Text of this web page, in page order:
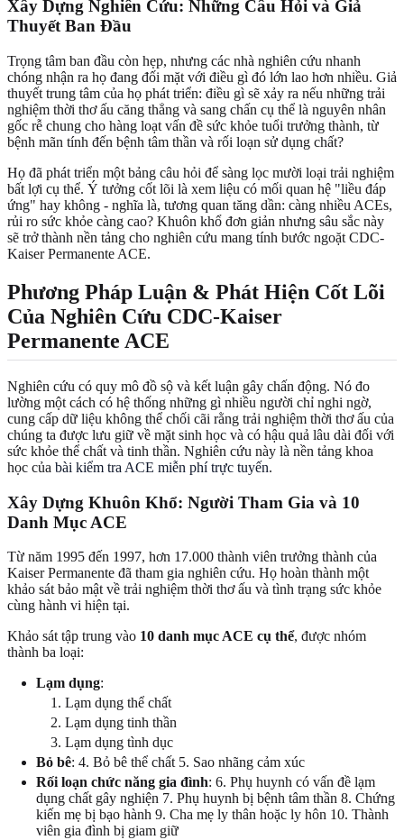
Xây Dựng Nghiên Cứu: Những Câu Hỏi và Giả
Thuyết Ban Đầu
Trọng tâm ban đầu còn hẹp, nhưng các nhà nghiên cứu nhanh
chóng nhận ra họ đang đối mặt với điều gì đó lớn lao hơn nhiều. Giả
thuyết trung tâm của họ phát triển: điều gì sẽ xảy ra nếu những trải
nghiệm thời thơ ấu căng thẳng và sang chấn cụ thể là nguyên nhân
gốc rễ chung cho hàng loạt vấn đề sức khỏe tuổi trưởng thành, từ
bệnh mãn tính đến bệnh tâm thần và rối loạn sử dụng chất?
Họ đã phát triển một bảng câu hỏi để sàng lọc mười loại trải nghiệm
bất lợi cụ thể. Ý tưởng cốt lõi là xem liệu có mối quan hệ "liều đáp
ứng" hay không - nghĩa là, tương quan tăng dần: càng nhiều ACEs,
rủi ro sức khỏe càng cao? Khuôn khổ đơn giản nhưng sâu sắc này
sẽ trở thành nền tảng cho nghiên cứu mang tính bước ngoặt CDC-
Kaiser Permanente ACE.
Phương Pháp Luận & Phát Hiện Cốt Lõi
Của Nghiên Cứu CDC-Kaiser
Permanente ACE
Nghiên cứu có quy mô đồ sộ và kết luận gây chấn động. Nó đo
lường một cách có hệ thống những gì nhiều người chỉ nghi ngờ,
cung cấp dữ liệu không thể chối cãi rằng trải nghiệm thời thơ ấu của
chúng ta được lưu giữ về mặt sinh học và có hậu quả lâu dài đối với
sức khỏe thể chất và tinh thần. Nghiên cứu này là nền tảng khoa
học của bài kiểm tra ACE miễn phí trực tuyến.
Xây Dựng Khuôn Khổ: Người Tham Gia và 10
Danh Mục ACE
Từ năm 1995 đến 1997, hơn 17.000 thành viên trưởng thành của
Kaiser Permanente đã tham gia nghiên cứu. Họ hoàn thành một
khảo sát bảo mật về trải nghiệm thời thơ ấu và tình trạng sức khỏe
cùng hành vi hiện tại.
Khảo sát tập trung vào 10 danh mục ACE cụ thể, được nhóm
thành ba loại:
Lạm dụng:
Lạm dụng thể chất
Lạm dụng tinh thần
Lạm dụng tình dục
Bỏ bê: 4. Bỏ bê thể chất 5. Sao nhãng cảm xúc
Rối loạn chức năng gia đình: 6. Phụ huynh có vấn đề lạm
dụng chất gây nghiện 7. Phụ huynh bị bệnh tâm thần 8. Chứng
kiến mẹ bị bạo hành 9. Cha mẹ ly thân hoặc ly hôn 10. Thành
viên gia đình bị giam giữ